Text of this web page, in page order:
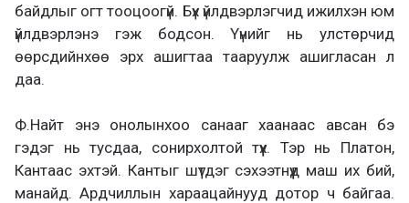
байдлыг огт тооцоогүй. Бүх үйлдвэрлэгчид ижилхэн юм
үйлдвэрлэнэ гэж бодсон. Үүнийг нь улстөрчид
өөрсдийнхөө эрх ашигтаа тааруулж ашигласан л
даа.
Ф.Найт энэ онолынхоо санааг хаанаас авсан бэ
гэдэг нь тусдаа, сонирхолтой түүх. Тэр нь Платон,
Кантаас эхтэй. Кантыг шүтдэг сэхээтнүүд маш их бий,
манайд. Ардчиллын хараацайнууд дотор ч байгаа.